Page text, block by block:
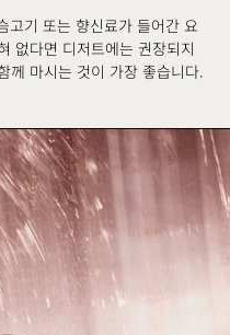
기 또는 향신료가 들어간 요
없다면 디저트에는 권장되지
마시는 것이 가장 좋습니다.